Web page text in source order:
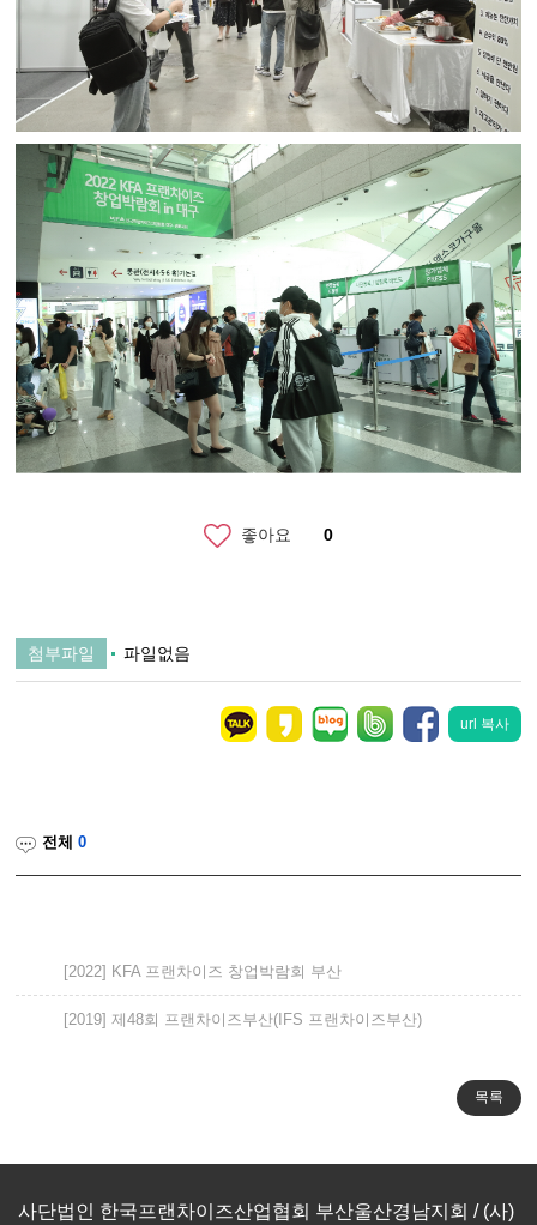
좋아요 0
첨부파일 파일없음
url 복사
전체0
[2022] KFA 프랜차이즈 창업박람회 부산
[2019] 제48회 프랜차이즈부산(IFS 프랜차이즈부산)
사단법인 한국프랜차이즈산업협회 부산울산경남지회 / (사)